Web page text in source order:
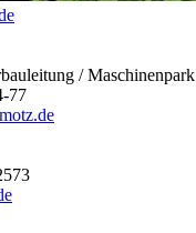
/ Maschinenpark
77